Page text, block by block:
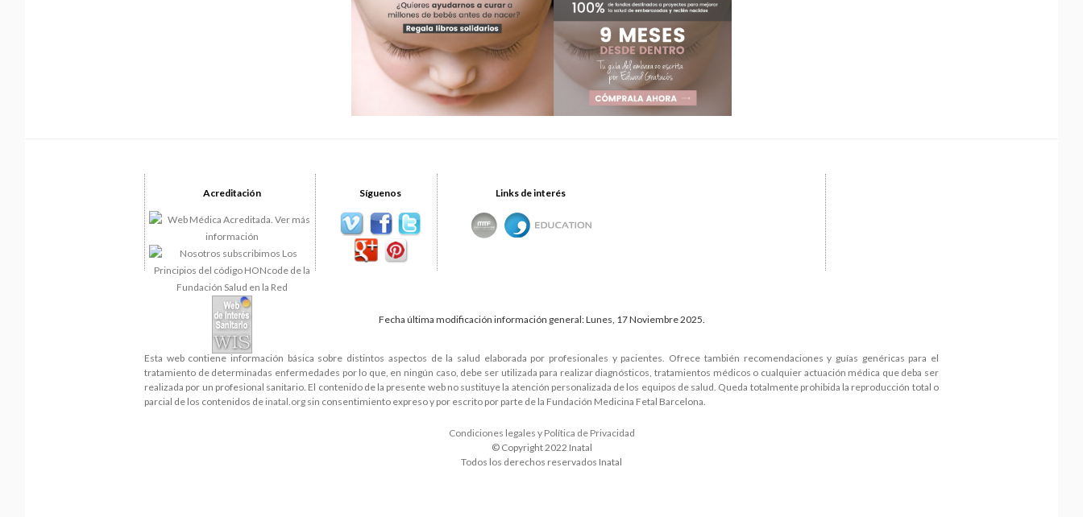
Acreditación Síguenos Links de interés
Fecha última modificación información general: Lunes, 17 Noviembre 2025.
Esta web contiene información básica sobre distintos aspectos de la salud elaborada por profesionales y pacientes. Ofrece también recomendaciones y guías genéricas para el
tratamiento de determinadas enfermedades por lo que, en ningún caso, debe ser utilizada para realizar diagnósticos, tratamientos médicos o cualquier actuación médica que deba ser
realizada por un profesional sanitario. El contenido de la presente web no sustituye la atención personalizada de los equipos de salud. Queda totalmente prohibida la reproducción total o
parcial de los contenidos de inatal.org sin consentimiento expreso y por escrito por parte de la Fundación Medicina Fetal Barcelona.
Condiciones legales y Política de Privacidad
© Copyright 2022 Inatal
Todos los derechos reservados Inatal